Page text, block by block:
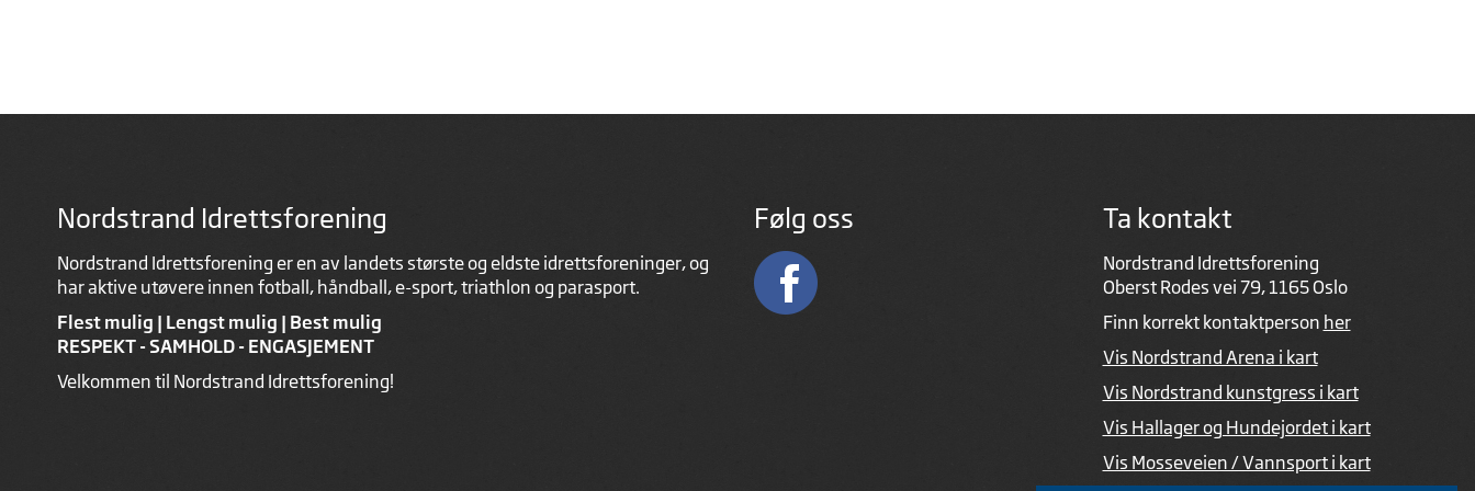
Nordstrand Idrettsforening
Nordstrand Idrettsforening er en av landets største og eldste idrettsforeninger, og
har aktive utøvere innen fotball, håndball, e-sport, triathlon og parasport.
Flest mulig | Lengst mulig | Best mulig
RESPEKT - SAMHOLD - ENGASJEMENT
Velkommen til Nordstrand Idrettsforening!
Følg oss Ta kontakt
Nordstrand Idrettsforening
Oberst Rodes vei 79, 1165 Oslo
Finn korrekt kontaktperson her
Vis Nordstrand Arena i kart
Vis Nordstrand kunstgress i kart
Vis Hallager og Hundejordet i kart
Vis Mosseveien / Vannsport i kart